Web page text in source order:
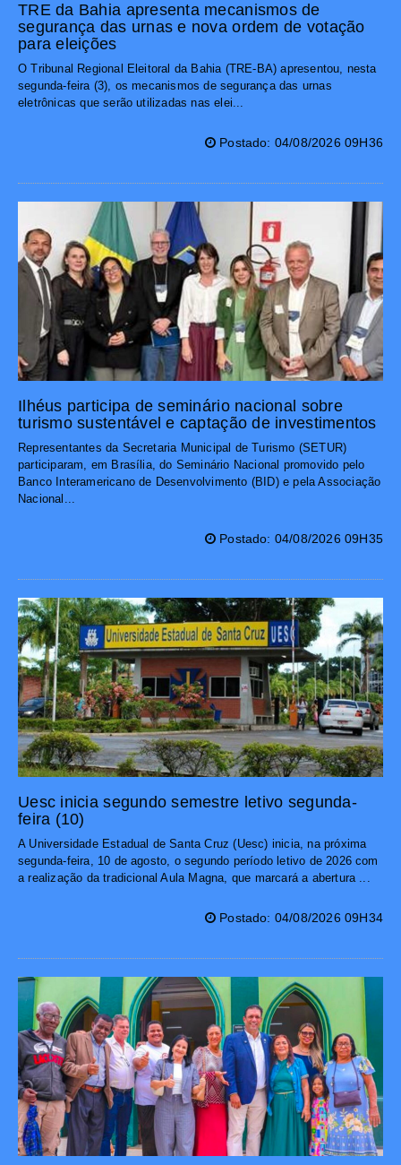
TRE da Bahia apresenta mecanismos de
segurança das urnas e nova ordem de votação
para eleições
O Tribunal Regional Eleitoral da Bahia (TRE-BA) apresentou, nesta
segunda-feira (3), os mecanismos de segurança das urnas
eletrônicas que serão utilizadas nas elei...
Postado: 04/08/2026 09H36
Ilhéus participa de seminário nacional sobre
turismo sustentável e captação de investimentos
Representantes da Secretaria Municipal de Turismo (SETUR)
participaram, em Brasília, do Seminário Nacional promovido pelo
Banco Interamericano de Desenvolvimento (BID) e pela Associação
Nacional...
Postado: 04/08/2026 09H35
Uesc inicia segundo semestre letivo segunda-
feira (10)
A Universidade Estadual de Santa Cruz (Uesc) inicia, na próxima
segunda-feira, 10 de agosto, o segundo período letivo de 2026 com
a realização da tradicional Aula Magna, que marcará a abertura ...
Postado: 04/08/2026 09H34